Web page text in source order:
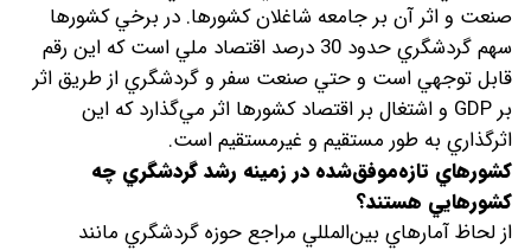
صنعت و اثر آن بر جامعه شاغلان کشورها. در برخي کشورها
سهم گردشگري حدود 30 درصد اقتصاد ملي است که اين رقم
قابل توجهي است و حتي صنعت سفر و گردشگري از طريق اثر
بر GDP و اشتغال بر اقتصاد کشورها اثر مي‌گذارد که اين
اثرگذاري به طور مستقيم و غيرمستقيم است.
كشورهاي تازه‌موفق‌شده در زمينه رشد گردشگري چه
کشورهايي هستند؟
از لحاظ آمارهاي بين‌المللي مراجع حوزه گردشگري مانند